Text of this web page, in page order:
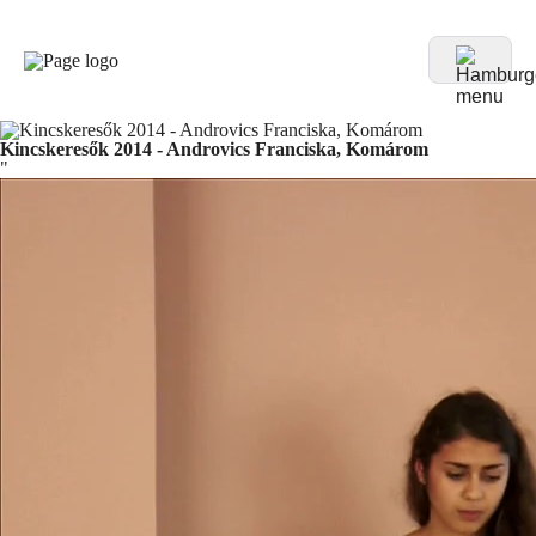
Kincskeresők 2014 - Androvics Franciska, Komárom
"